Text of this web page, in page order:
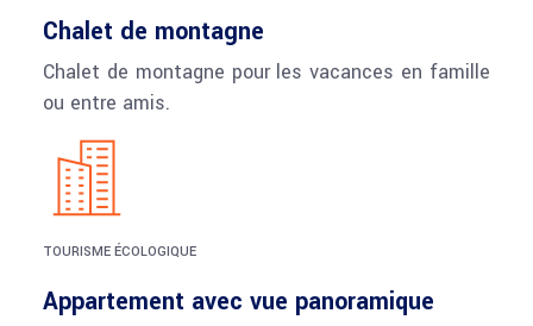
Chalet de montagne
Chalet de montagne pour les vacances en famille
ou entre amis.
TOURISME ÉCOLOGIQUE
Appartement avec vue panoramique